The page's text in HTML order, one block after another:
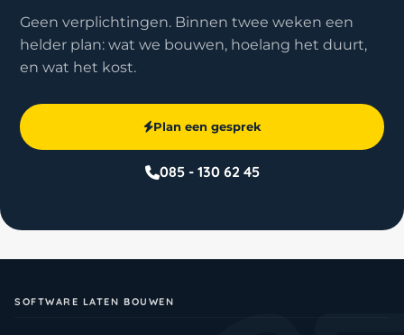
Geen verplichtingen. Binnen twee weken een
helder plan: wat we bouwen, hoelang het duurt,
en wat het kost.
Plan een gesprek
085 - 130 62 45
SOFTWARE LATEN BOUWEN